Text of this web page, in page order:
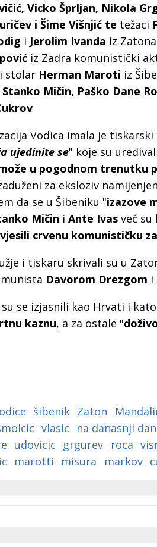
Vicko Šprljan, Nikola
i Šime Višnjić te težaci
i Jerolim Ivanda iz
iz Zadra komunistički
i stolar Herman Maroti iz
Mičin, Paško Dane
Vodica imala je
ujedinite se" koje su
u pogodnom trenutku
za eksloziv
da se u Šibeniku "izazove
Mičin i Ante Ivasveć su
vjesili crvenu komunističku
i tiskaru skrivali su u
Davorom Drezgom i
se izjasnili kao Hrvati i
kaznu, a za ostale "
šibenik Zaton
vlasic na danasnji dan
udovicic grgurev roca
marotti misura markov